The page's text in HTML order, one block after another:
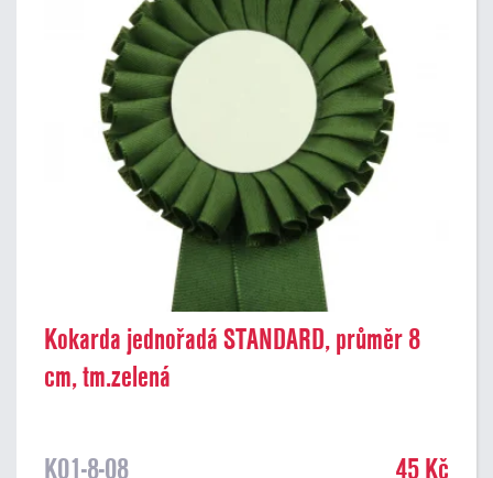
Kokarda jednořadá STANDARD, průměr 8
cm, tm.zelená
K01-8-08 45 Kč